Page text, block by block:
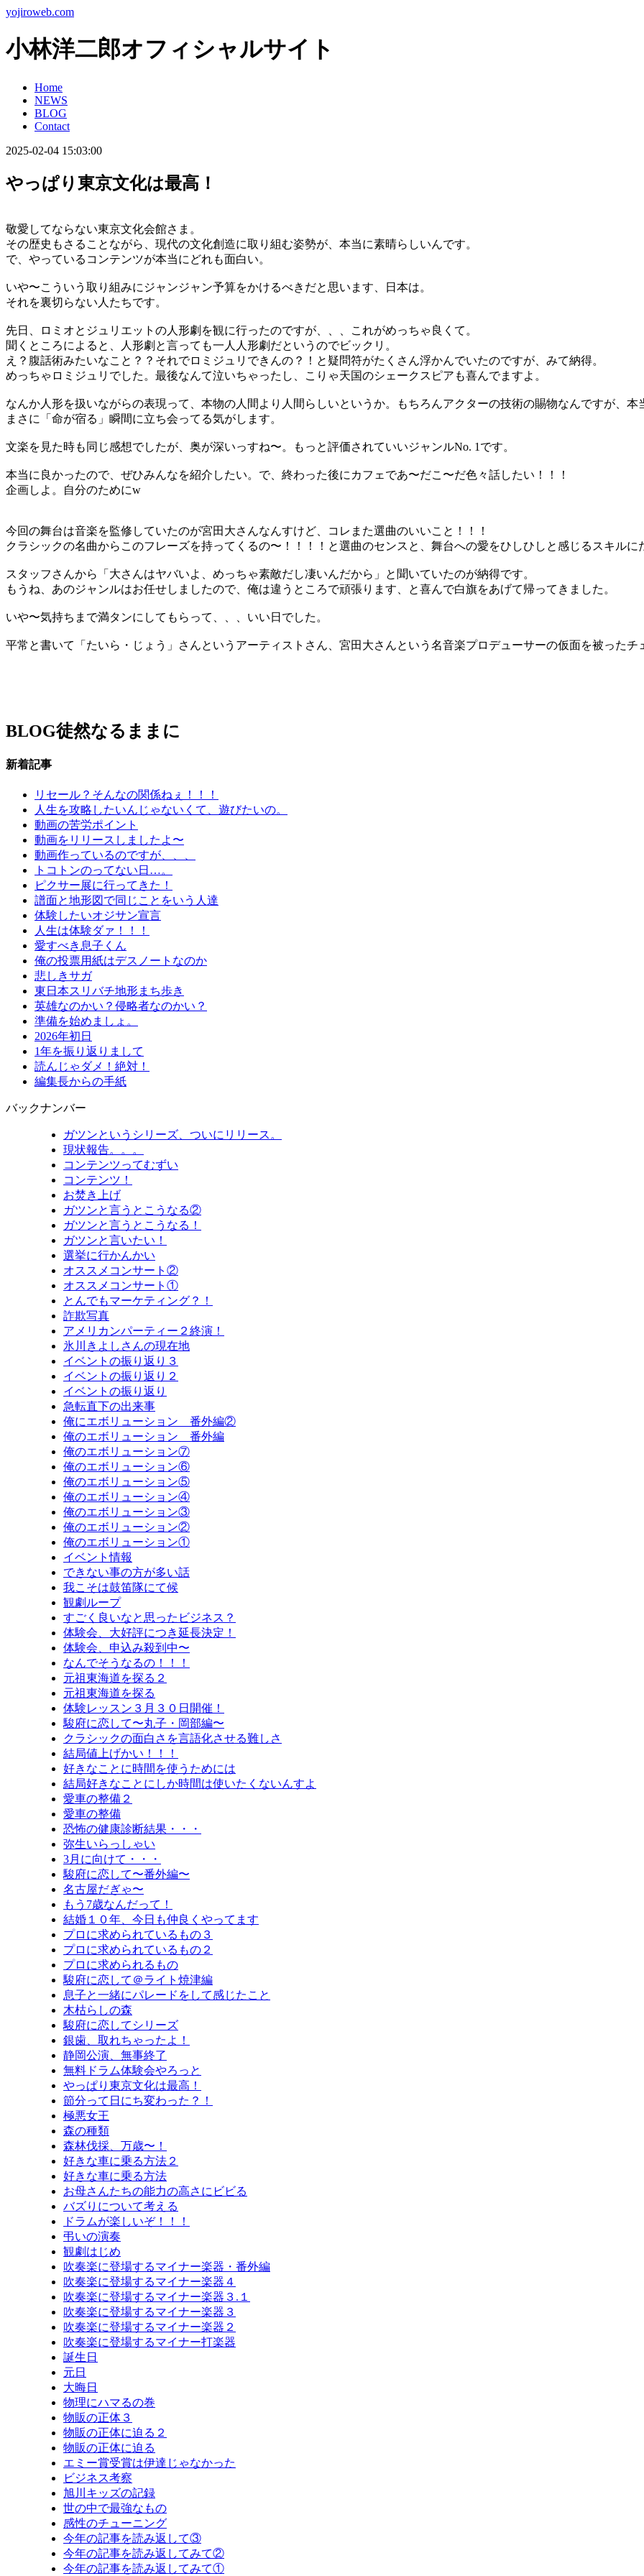
yojiroweb.com
小林洋二郎オフィシャルサイト
Home
NEWS
BLOG
Contact
2025-02-04 15:03:00
やっぱり東京文化は最高！
敬愛してならない東京文化会館さま。
その歴史もさることながら、現代の文化創造に取り組む姿勢が、本当に素晴らしいんです。
で、やっているコンテンツが本当にどれも面白い。
いや〜こういう取り組みにジャンジャン予算をかけるべきだと思います、日本は。
それを裏切らない人たちです。
先日、ロミオとジュリエットの人形劇を観に行ったのですが、、、これがめっちゃ良くて。
聞くところによると、人形劇と言っても一人人形劇だというのでビックリ。
え？腹話術みたいなこと？？それでロミジュリできんの？！と疑問符がたくさん浮かんでいたのですが、みて納得。
めっちゃロミジュリでした。最後なんて泣いちゃったし、こりゃ天国のシェークスピアも喜んでますよ。
なんか人形を扱いながらの表現って、本物の人間より人間らしいというか。もちろんアクターの技術の賜物なんですが、本
まさに「命が宿る」瞬間に立ち会ってる気がします。
文楽を見た時も同じ感想でしたが、奥が深いっすね〜。もっと評価されていいジャンルNo. 1です。
本当に良かったので、ぜひみんなを紹介したい。で、終わった後にカフェであ〜だこ〜だ色々話したい！！！
企画しよ。自分のためにw
今回の舞台は音楽を監修していたのが宮田大さんなんすけど、コレまた選曲のいいこと！！！
クラシックの名曲からこのフレーズを持ってくるの〜！！！！と選曲のセンスと、舞台への愛をひしひしと感じるスキルに
スタッフさんから「大さんはヤバいよ、めっちゃ素敵だし凄いんだから」と聞いていたのが納得です。
もうね、あのジャンルはお任せしましたので、俺は違うところで頑張ります、と喜んで白旗をあげて帰ってきました。
いや〜気持ちまで満タンにしてもらって、、、いい日でした。
平常と書いて「たいら・じょう」さんというアーティストさん、宮田大さんという名音楽プロデューサーの仮面を被ったチ
BLOG徒然なるままに
新着記事
リセール？そんなの関係ねぇ！！！
人生を攻略したいんじゃないくて、遊びたいの。
動画の苦労ポイント
動画をリリースしましたよ〜
動画作っているのですが、、、
トコトンのってない日…。
ピクサー展に行ってきた！
譜面と地形図で同じことをいう人達
体験したいオジサン宣言
人生は体験ダァ！！！
愛すべき息子くん
俺の投票用紙はデスノートなのか
悲しきサガ
東日本スリバチ地形まち歩き
英雄なのかい？侵略者なのかい？
準備を始めましょ。
2026年初日
1年を振り返りまして
読んじゃダメ！絶対！
編集長からの手紙
バックナンバー
ガツンというシリーズ、ついにリリース。
現状報告。。。
コンテンツってむずい
コンテンツ！
お焚き上げ
ガツンと言うとこうなる②
ガツンと言うとこうなる！
ガツンと言いたい！
選挙に行かんかい
オススメコンサート②
オススメコンサート①
とんでもマーケティング？！
詐欺写真
アメリカンパーティー２終演！
氷川きよしさんの現在地
イベントの振り返り３
イベントの振り返り２
イベントの振り返り
急転直下の出来事
俺にエボリューション 番外編②
俺のエボリューション 番外編
俺のエボリューション⑦
俺のエボリューション⑥
俺のエボリューション⑤
俺のエボリューション④
俺のエボリューション③
俺のエボリューション②
俺のエボリューション①
イベント情報
できない事の方が多い話
我こそは鼓笛隊にて候
観劇ループ
すごく良いなと思ったビジネス？
体験会、大好評につき延長決定！
体験会、申込み殺到中〜
なんでそうなるの！！！
元祖東海道を探る２
元祖東海道を探る
体験レッスン３月３０日開催！
駿府に恋して〜丸子・岡部編〜
クラシックの面白さを言語化させる難しさ
結局値上げかい！！！
好きなことに時間を使うためには
結局好きなことにしか時間は使いたくないんすよ
愛車の整備２
愛車の整備
恐怖の健康診断結果・・・
弥生いらっしゃい
3月に向けて・・・
駿府に恋して〜番外編〜
名古屋だぎゃ〜
もう7歳なんだって！
結婚１０年、今日も仲良くやってます
プロに求められているもの３
プロに求められているもの２
プロに求められるもの
駿府に恋して＠ライト焼津編
息子と一緒にパレードをして感じたこと
木枯らしの森
駿府に恋してシリーズ
銀歯、取れちゃったよ！
静岡公演、無事終了
無料ドラム体験会やろっと
やっぱり東京文化は最高！
節分って日にち変わった？！
極悪女王
森の種類
森林伐採、万歳〜！
好きな車に乗る方法２
好きな車に乗る方法
お母さんたちの能力の高さにビビる
バズりについて考える
ドラムが楽しいぞ！！！
弔いの演奏
観劇はじめ
吹奏楽に登場するマイナー楽器・番外編
吹奏楽に登場するマイナー楽器４
吹奏楽に登場するマイナー楽器３.１
吹奏楽に登場するマイナー楽器３
吹奏楽に登場するマイナー楽器２
吹奏楽に登場するマイナー打楽器
誕生日
元日
大晦日
物理にハマるの巻
物販の正体３
物販の正体に迫る２
物販の正体に迫る
エミー賞受賞は伊達じゃなかった
ビジネス考察
旭川キッズの記録
世の中で最強なもの
感性のチューニング
今年の記事を読み返して③
今年の記事を読み返してみて②
今年の記事を読み返してみて①